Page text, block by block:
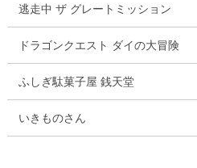
逃走中 ザ グレートミッション
ドラゴンクエスト ダイの大冒険
ふしぎ駄菓子屋 銭天堂
いきものさん